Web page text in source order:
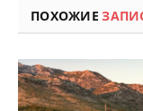
ПОХОЖИЕ